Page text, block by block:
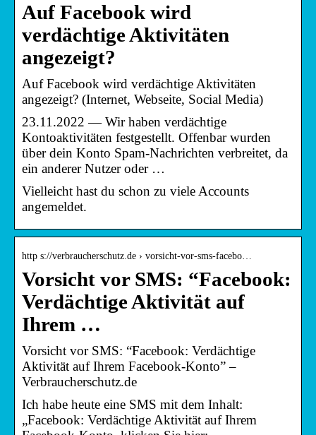
Auf Facebook wird
verdächtige Aktivitäten
angezeigt?
Auf Facebook wird verdächtige Aktivitäten
angezeigt? (Internet, Webseite, Social Media)
23.11.2022 — Wir haben verdächtige
Kontoaktivitäten festgestellt. Offenbar wurden
über dein Konto Spam-Nachrichten verbreitet, da
ein anderer Nutzer oder …
Vielleicht hast du schon zu viele Accounts
angemeldet.
http s://verbraucherschutz.de › vorsicht-vor-sms-facebo…
Vorsicht vor SMS: “Facebook:
Verdächtige Aktivität auf
Ihrem …
Vorsicht vor SMS: “Facebook: Verdächtige
Aktivität auf Ihrem Facebook-Konto” –
Verbraucherschutz.de
Ich habe heute eine SMS mit dem Inhalt:
„Facebook: Verdächtige Aktivität auf Ihrem